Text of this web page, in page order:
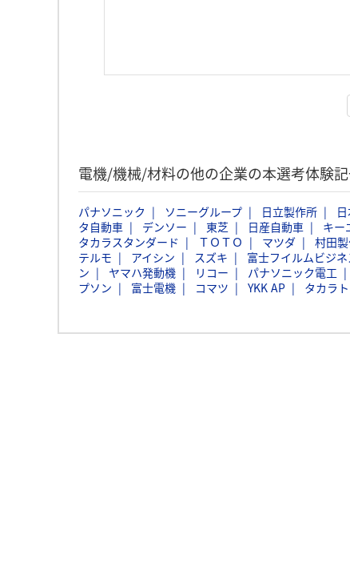
電機/機械/材料の他の企業の本選考体験
パナソニック ソニーグループ 日立製作所
タ自動車
デンソー 東芝 日産自動車 キー
タカラスタンダード
ＴＯＴＯ マツダ 村田
テルモ
アイシン スズキ 富士フイルムビジ
ン
ヤマハ発動機 リコー パナソニック電工
プソン
富士電機 コマツ YKK AP タカラ